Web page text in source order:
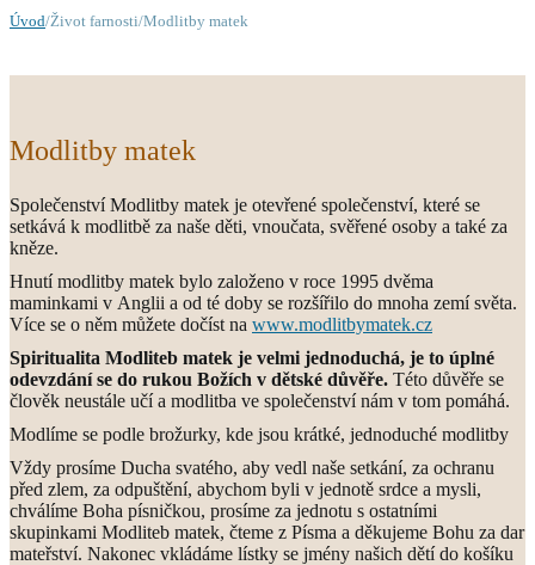
Úvod/Život farnosti/Modlitby matek
Modlitby matek
Společenství Modlitby matek je otevřené společenství, které se
setkává k modlitbě za naše děti, vnoučata, svěřené osoby a také za
kněze.
Hnutí modlitby matek bylo založeno v roce 1995 dvěma
maminkami v Anglii a od té doby se rozšířilo do mnoha zemí světa.
Více se o něm můžete dočíst na www.modlitbymatek.cz
Spiritualita Modliteb matek je velmi jednoduchá, je to úplné
odevzdání se do rukou Božích v dětské důvěře. Této důvěře se
člověk neustále učí a modlitba ve společenství nám v tom pomáhá.
Modlíme se podle brožurky, kde jsou krátké, jednoduché modlitby
Vždy prosíme Ducha svatého, aby vedl naše setkání, za ochranu
před zlem, za odpuštění, abychom byli v jednotě srdce a mysli,
chválíme Boha písničkou, prosíme za jednotu s ostatními
skupinkami Modliteb matek, čteme z Písma a děkujeme Bohu za dar
mateřství. Nakonec vkládáme lístky se jmény našich dětí do košíku